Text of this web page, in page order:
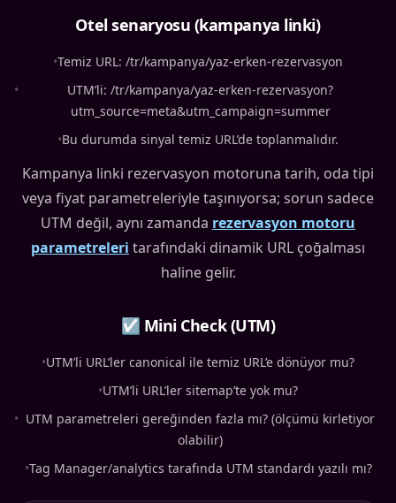
Otel senaryosu (kampanya linki)
•Temiz URL: /tr/kampanya/yaz-erken-rezervasyon
•
UTM’li: /tr/kampanya/yaz-erken-rezervasyon?
utm_source=meta&utm_campaign=summer
•Bu durumda sinyal temiz URL’de toplanmalıdır.
Kampanya linki rezervasyon motoruna tarih, oda tipi
veya fiyat parametreleriyle taşınıyorsa; sorun sadece
UTM değil, aynı zamanda rezervasyon motoru
parametreleri tarafındaki dinamik URL çoğalması
haline gelir.
☑ Mini Check (UTM)
•UTM’li URL’ler canonical ile temiz URL’e dönüyor mu?
•UTM’li URL’ler sitemap’te yok mu?
• UTM parametreleri gereğinden fazla mı? (ölçümü kirletiyor
olabilir)
•Tag Manager/analytics tarafında UTM standardı yazılı mı?